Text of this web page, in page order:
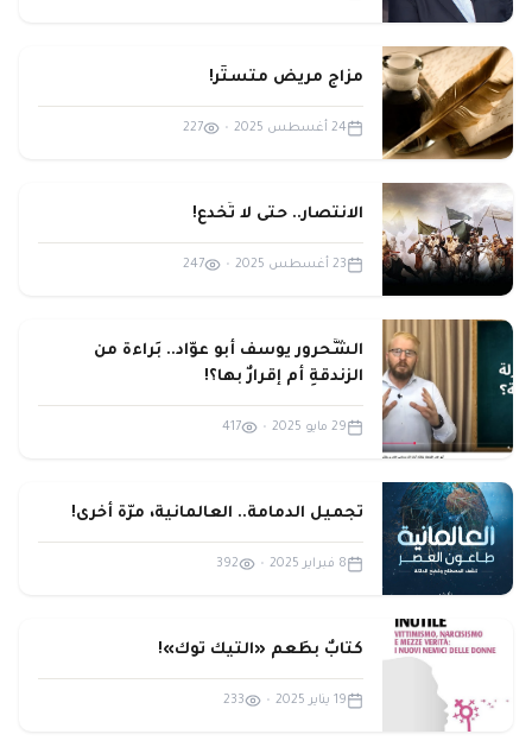
مزاج مريض متستّر!
24 أغسطس 2025 •
227
الانتصار.. حتى لا تُخدع!
23 أغسطس 2025 •
247
الشَّحرور يوسف أبو عوّاد.. بَراءةٌ من
الزندقةِ أم إقرارٌ بها؟!
29 مايو 2025 •
417
تجميل الدمامة.. العالمانية، مرّة أخرى!
8 فبراير 2025 •
392
كتابٌ بطَعم «التيك توك»!
19 يناير 2025 •
233